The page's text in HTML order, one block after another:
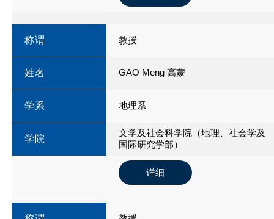
称谓 教授
姓名 GAO Meng 高蒙
学系 地理系
学院
文学及社会科学院（地理、社会学及
国际研究学部）
详细